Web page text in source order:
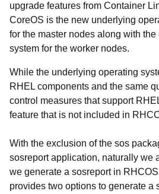
upgrade features from Container
CoreOS is the new underlying
for the master nodes along with
system for the worker nodes.
While the underlying operating
RHEL components and the same
control measures that support
feature that is not included in
With the exclusion of the sos
sosreport application, naturally we
we generate a sosreport in
provides two options to generate a